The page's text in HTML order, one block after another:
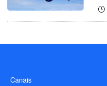
Canais